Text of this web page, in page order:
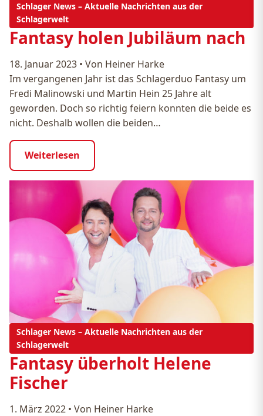
Schlager News – Aktuelle Nachrichten aus der
Schlagerwelt
Fantasy holen Jubiläum nach
18. Januar 2023 • Von Heiner Harke
Im vergangenen Jahr ist das Schlagerduo Fantasy um
Fredi Malinowski und Martin Hein 25 Jahre alt
geworden. Doch so richtig feiern konnten die beide es
nicht. Deshalb wollen die beiden…
Weiterlesen
Schlager News – Aktuelle Nachrichten aus der
Schlagerwelt
Fantasy überholt Helene
Fischer
1. März 2022 • Von Heiner Harke